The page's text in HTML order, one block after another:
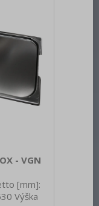
- VGN
[mm]:
Výška